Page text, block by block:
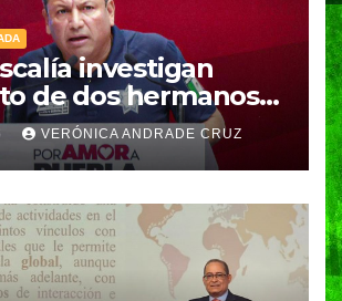
investigan
de dos hermanos
refuerzan
en la Central de
VERÓNICA ANDRADE CRUZ